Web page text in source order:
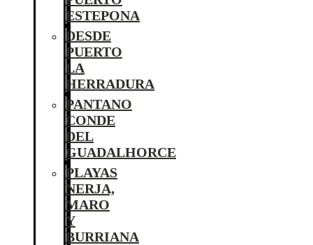
ESTEPONA
DESDE
PUERTO
LA
HERRADURA
PANTANO
CONDE
DEL
GUADALHORCE
PLAYAS
NERJA,
MARO
Y
BURRIANA